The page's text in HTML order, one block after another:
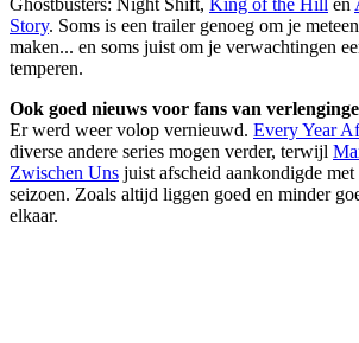
Story. Soms is een trailer genoeg om je
maken... en soms juist om je verwachtingen
temperen.
Ook goed nieuws voor fans van
Er werd weer volop vernieuwd. Every Year
diverse andere series mogen verder, terwijl
Zwischen Uns juist afscheid aankondigde met
seizoen. Zoals altijd liggen goed en minder
elkaar.